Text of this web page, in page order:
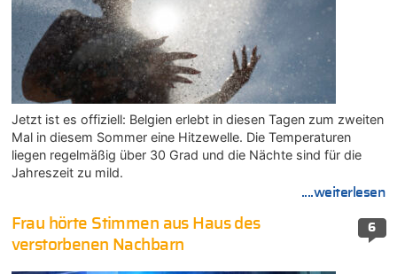
Jetzt ist es offiziell: Belgien erlebt in diesen Tagen zum zweiten
Mal in diesem Sommer eine Hitzewelle. Die Temperaturen
liegen regelmäßig über 30 Grad und die Nächte sind für die
Jahreszeit zu mild.
....weiterlesen
6
Frau hörte Stimmen aus Haus des
verstorbenen Nachbarn